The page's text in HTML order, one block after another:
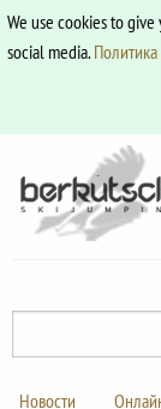
We use cookies to
social media.
Новости